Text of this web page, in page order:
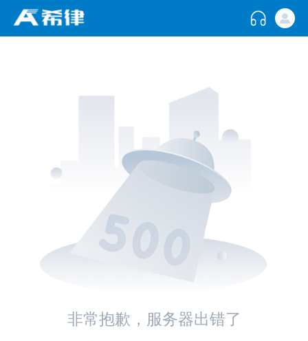
非常抱歉，服务器出错了